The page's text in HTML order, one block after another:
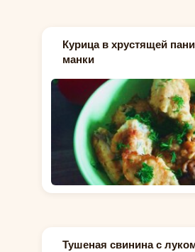
Курица в хрустящей
манки
Тушеная свинина с